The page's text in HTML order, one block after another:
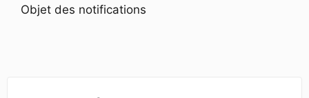
Objet des notifications